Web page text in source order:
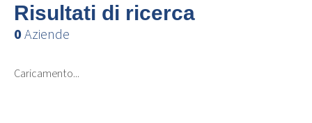
Risultati di ricerca
0Aziende
Caricamento...